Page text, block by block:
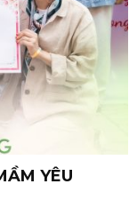
YÊU